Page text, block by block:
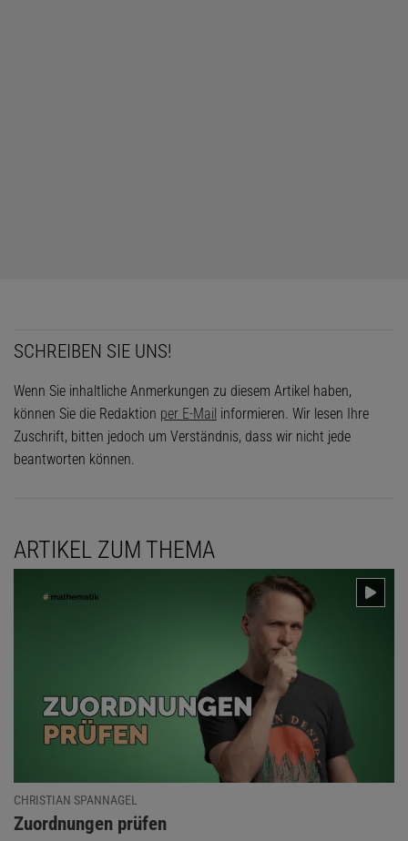
SCHREIBEN SIE UNS!
Wenn Sie inhaltliche Anmerkungen zu diesem Artikel haben,
können Sie die Redaktion per E-Mail informieren. Wir lesen Ihre
Zuschrift, bitten jedoch um Verständnis, dass wir nicht jede
beantworten können.
ARTIKEL ZUM THEMA
CHRISTIAN SPANNAGEL
:
Zuordnungen prüfen